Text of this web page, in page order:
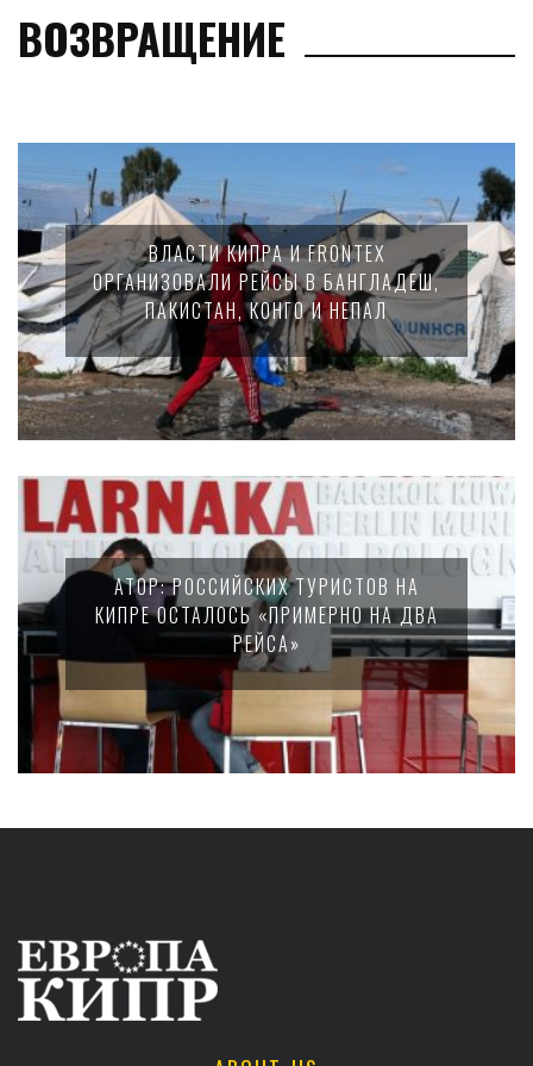
ВОЗВРАЩЕНИЕ
ВЛАСТИ КИПРА И FRONTEX
ОРГАНИЗОВАЛИ РЕЙСЫ В БАНГЛАДЕШ,
ПАКИСТАН, КОНГО И НЕПАЛ
АТОР: РОССИЙСКИХ ТУРИСТОВ НА
КИПРЕ ОСТАЛОСЬ «ПРИМЕРНО НА ДВА
РЕЙСА»